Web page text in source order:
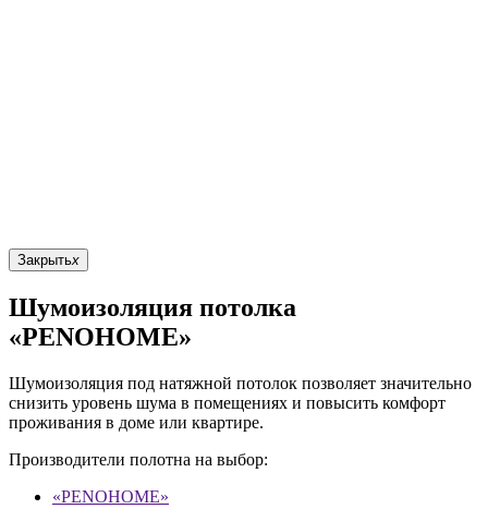
Закрытьx
Шумоизоляция потолка
«PENOHOME»
Шумоизоляция под натяжной потолок позволяет значительно
снизить уровень шума в помещениях и повысить комфорт
проживания в доме или квартире.
Производители полотна на выбор:
«PENOHOME»